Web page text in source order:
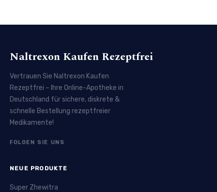
Naltrexon Kaufen Rezeptfrei
Vertrauen Sie Naltrexon Kaufen
Rezeptfrei – Ihre Online-Apotheke in
Deutschland für sichere, diskrete &
schnelle Bestellung rezeptfreier
Medikamente!
FOLGEN SIE UNS
NEUE PRODUKTE
Super Zhewitra